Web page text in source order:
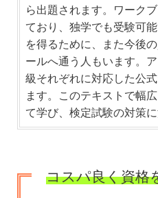
ら出題されます。ワーク
ており、独学でも受験可
を得るために、また今後
ールへ通う人もいます。
級それぞれに対応した公
ます。このテキストで幅
て学び、検定試験の対策
コスパ良く資格